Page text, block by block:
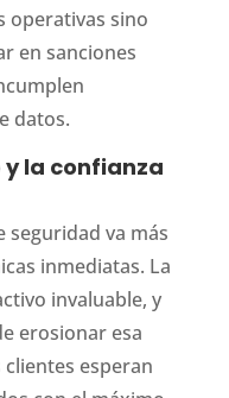
operativas sino
en sanciones
datos.
la confianza
seguridad va más
inmediatas. La
invaluable, y
erosionar esa
esperan